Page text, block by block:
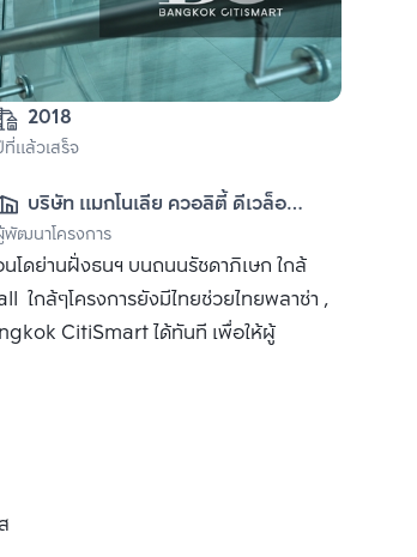
2018
แล้วเสร็จ
บริษัท แมกโนเลีย ควอลิตี้ ดีเวล็อป
เม้นต์ คอร์ปอเรชั่น จำกัด
พัฒนาโครงการ
ดย่านฝั่งธนฯ บนถนนรัชดาภิเษก ใกล้
กล้ๆโครงการยังมีไทยช่วยไทยพลาซ่า ,
CitiSmart ได้ทันที เพื่อให้ผู้